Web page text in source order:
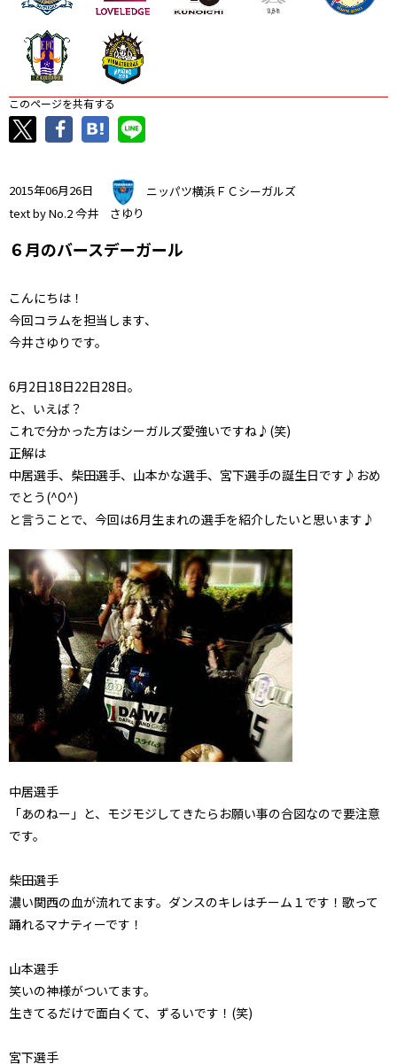
このページを共有する
2015年06月26日
ニッパツ横浜ＦＣシーガルズ
text by No.2 今井 さゆり
６月のバースデーガール
こんにちは！
今回コラムを担当します、
今井さゆりです。
6月2日18日22日28日。
と、いえば？
これで分かった方はシーガルズ愛強いですね♪(笑)
正解は
中居選手、柴田選手、山本かな選手、宮下選手の誕生日です♪おめ
でとう(^O^)
と言うことで、今回は6月生まれの選手を紹介したいと思います♪
中居選手
「あのねー」と、モジモジしてきたらお願い事の合図なので要注意
です。
柴田選手
濃い関西の血が流れてます。ダンスのキレはチーム１です！歌って
踊れるマナティーです！
山本選手
笑いの神様がついてます。
生きてるだけで面白くて、ずるいです！(笑)
宮下選手